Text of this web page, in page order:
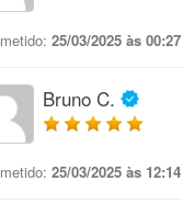
25/03/2025 às 00:27
Bruno C.
25/03/2025 às 12:14